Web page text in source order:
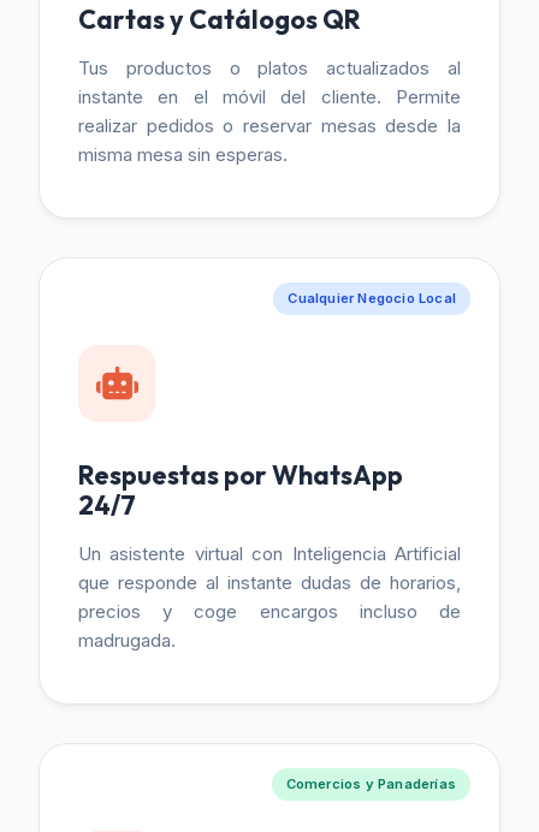
Cartas y Catálogos QR
Tus productos o platos actualizados al
instante en el móvil del cliente. Permite
realizar pedidos o reservar mesas desde la
misma mesa sin esperas.
Cualquier Negocio Local
Respuestas por WhatsApp
24/7
Un asistente virtual con Inteligencia Artificial
que responde al instante dudas de horarios,
precios y coge encargos incluso de
madrugada.
Comercios y Panaderías